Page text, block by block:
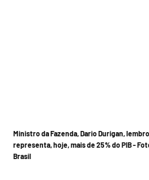
Ministro da Fazenda, Dario Durigan,
representa, hoje, mais de 25% do PIB -
Brasil